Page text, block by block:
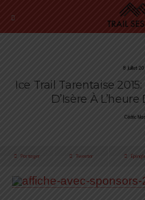
8 Juillet
Ice Trail Tarentaise
D’Isère À
Cédric
Partager Tweeter